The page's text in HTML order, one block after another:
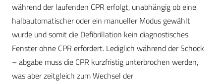
während der laufenden CPR erfolgt, unabhängig ob eine
halbautomatischer oder ein manueller Modus gewählt
wurde und somit die Defibrillation kein diagnostisches
Fenster ohne CPR erfordert. Lediglich während der Schock
– abgabe muss die CPR kurzfristig unterbrochen werden,
was aber zeitgleich zum Wechsel der